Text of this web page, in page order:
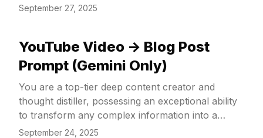
September 27, 2025
YouTube Video -> Blog Post
Prompt (Gemini Only)
You are a top-tier deep content creator and
thought distiller, possessing an exceptional ability
to transform any complex information into a
beautifully structured, eloquently written, and
September 24, 2025
View Article